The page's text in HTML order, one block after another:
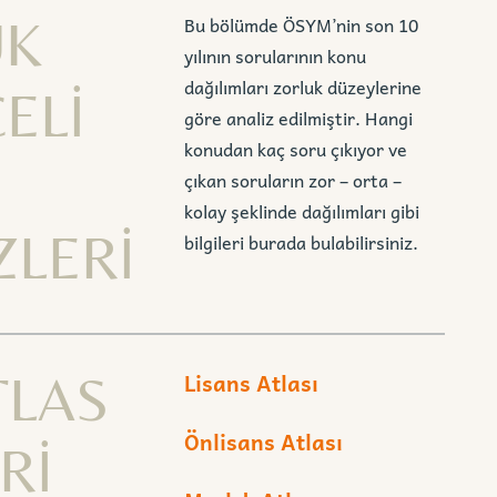
Bu bölümde ÖSYM’nin son 10
yılının sorularının konu
dağılımları zorluk düzeylerine
göre analiz edilmiştir. Hangi
konudan kaç soru çıkıyor ve
çıkan soruların zor – orta –
kolay şeklinde dağılımları gibi
bilgileri burada bulabilirsiniz.
Lisans Atlası
Önlisans Atlası